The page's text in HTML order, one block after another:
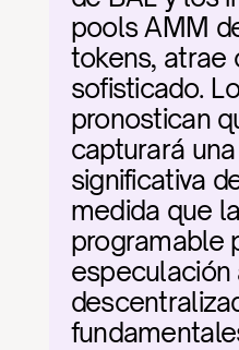
pools AMM
tokens, atrae
sofisticado.
pronostican
capturará
significativa
medida que
programable
especulación